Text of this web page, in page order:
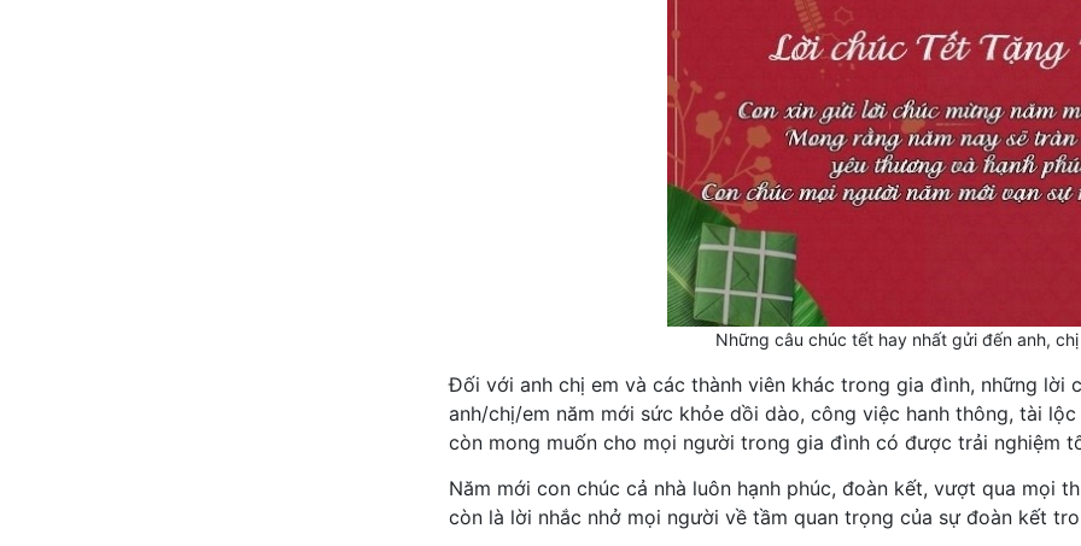
Những câu chúc tết hay nhất gửi đến anh,
Đối với anh chị em và các thành viên khác trong gia đình, những lời
anh/chị/em năm mới sức khỏe dồi dào, công việc hanh thông, tài
còn mong muốn cho mọi người trong gia đình có được trải nghiệm
Năm mới con chúc cả nhà luôn hạnh phúc, đoàn kết, vượt qua mọi
còn là lời nhắc nhở mọi người về tầm quan trọng của sự đoàn kết